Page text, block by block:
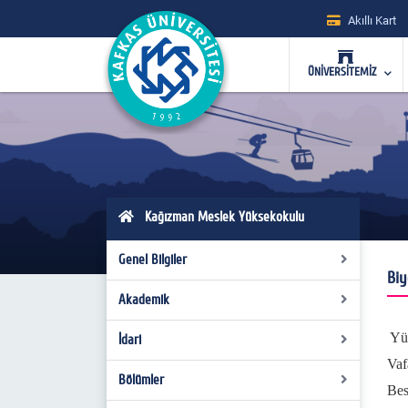
Akıllı Kart
ÜNİVERSİTEMİZ
Kağızman Meslek Yüksekokulu
Genel Bilgiler
Genel Tanıtım
Yönetim
Müdürlük
Misyon-Vizyon
Akademik
Danışmanlıklar
Mevzuat
İdari
İdari Personel
Bölümler